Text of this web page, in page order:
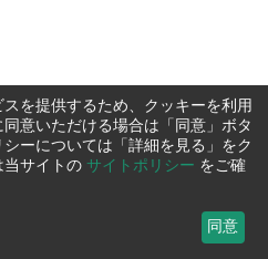
を提供するため、クッキーを利用
意いただける場合は「同意」ボタ
ーについては「詳細を見る」をク
当サイトの サイトポリシー をご確
同意